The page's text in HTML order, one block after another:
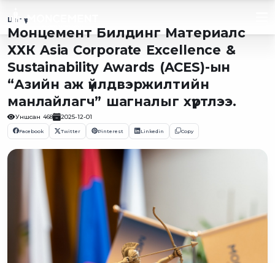
Цаг үе
Монцемент Билдинг Материалс
ХХК Asia Corporate Excellence &
Sustainability Awards (ACES)-ын
“Азийн аж үйлдвэржилтийн
манлайлагч” шагналыг хүртлээ.
Уншсан 468 2025-12-01
Facebook Twitter Pinterest Linkedin Copy